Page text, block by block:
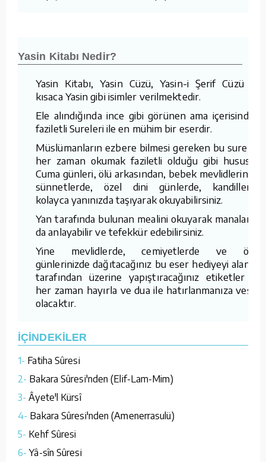
Yasin Kitabı Nedir?
Yasin Kitabı, Yasin Cüzü, Yasin-i Şerif Cüzü ve
kısaca Yasin gibi isimler verilmektedir.
Ele alındığında ince gibi görünen ama içerisindeki
faziletli Sureleri ile en mühim bir eserdir.
Müslümanların ezbere bilmesi gereken bu sureleri
her zaman okumak faziletli olduğu gibi hususen
Cuma günleri, ölü arkasından, bebek mevlidlerinde,
sünnetlerde, özel dini günlerde, kandillerde
kolayca yanınızda taşıyarak okuyabilirsiniz.
Yan tarafında bulunan mealini okuyarak manalarını
da anlayabilir ve tefekkür edebilirsiniz.
Yine mevlidlerde, cemiyetlerde ve özel
günlerinizde dağıtacağınız bu eser hediyeyi alanlar
tarafından üzerine yapıştıracağınız etiketler ile
her zaman hayırla ve dua ile hatırlanmanıza vesile
olacaktır.
İÇİNDEKİLER
1- Fatiha Sûresi
2- Bakara Sûresi'nden (Elif-Lam-Mim)
3- Âyete'l Kürsî
4- Bakara Sûresi'nden (Amenerrasulü)
5- Kehf Sûresi
6- Yâ-sîn Sûresi